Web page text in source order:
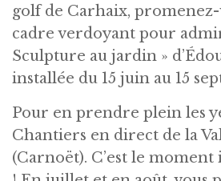
golf de Carhaix, promenez-
cadre verdoyant pour
Sculpture au jardin »
installée du 15 juin au 15
Pour en prendre plein les
Chantiers en direct de la
(Carnoët). C’est le